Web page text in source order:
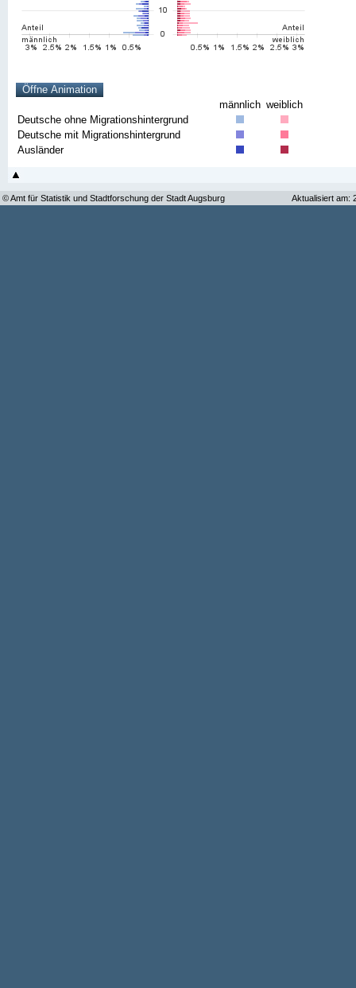
männlich weiblich
Deutsche ohne Migrationshintergrund
Deutsche mit Migrationshintergrund
Ausländer
© Amt für Statistik und Stadtforschung der Stadt Augsburg Aktualisiert am: